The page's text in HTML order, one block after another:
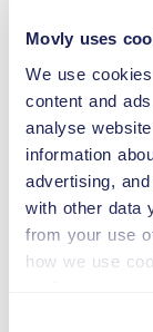
Movly uses
We use
content and
analyse
information
advertising,
with other data
from your use
how we use
2,5–13 kg
9–18 kg